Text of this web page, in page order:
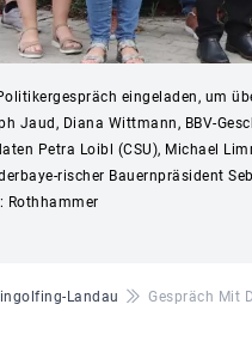
eingeladen, um
Jaud, Diana Wittmann, BBV-
Petra Loibl (CSU), Michael
rischer Bauernpräsident
Rothhammer
Landau Gespräch Mit